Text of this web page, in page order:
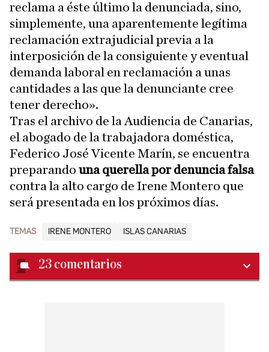
reclama a éste último la denunciada, sino,
simplemente, una aparentemente legítima
reclamación extrajudicial previa a la
interposición de la consiguiente y eventual
demanda laboral en reclamación a unas
cantidades a las que la denunciante cree
tener derecho».
Tras el archivo de la Audiencia de Canarias,
el abogado de la trabajadora doméstica,
Federico José Vicente Marín, se encuentra
preparando una querella por denuncia falsa
contra la alto cargo de Irene Montero que
será presentada en los próximos días.
TEMAS IRENE MONTERO ISLAS CANARIAS
23 comentarios